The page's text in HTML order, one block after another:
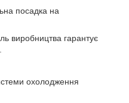
посадка на
виробництва гарантує
охолодження